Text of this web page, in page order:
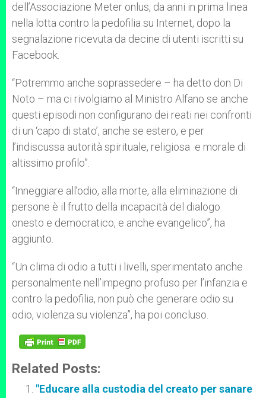
dell’Associazione Meter onlus, da anni in prima linea
nella lotta contro la pedofilia su Internet, dopo la
segnalazione ricevuta da decine di utenti iscritti su
Facebook.
“Potremmo anche soprassedere – ha detto don Di
Noto – ma ci rivolgiamo al Ministro Alfano se anche
questi episodi non configurano dei reati nei confronti
di un ‘capo di stato’, anche se estero, e per
l’indiscussa autorità spirituale, religiosa e morale di
altissimo profilo”.
“Inneggiare all’odio, alla morte, alla eliminazione di
persone è il frutto della incapacità del dialogo
onesto e democratico, e anche evangelico”, ha
aggiunto.
“Un clima di odio a tutti i livelli, sperimentato anche
personalmente nell’impegno profuso per l’infanzia e
contro la pedofilia, non può che generare odio su
odio, violenza su violenza”, ha poi concluso.
Related Posts:
"Educare alla custodia del creato per sanare